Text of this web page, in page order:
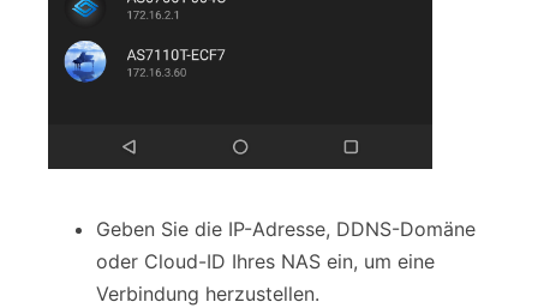
Geben Sie die IP-Adresse, DDNS-Domäne
oder Cloud-ID Ihres NAS ein, um eine
Verbindung herzustellen.